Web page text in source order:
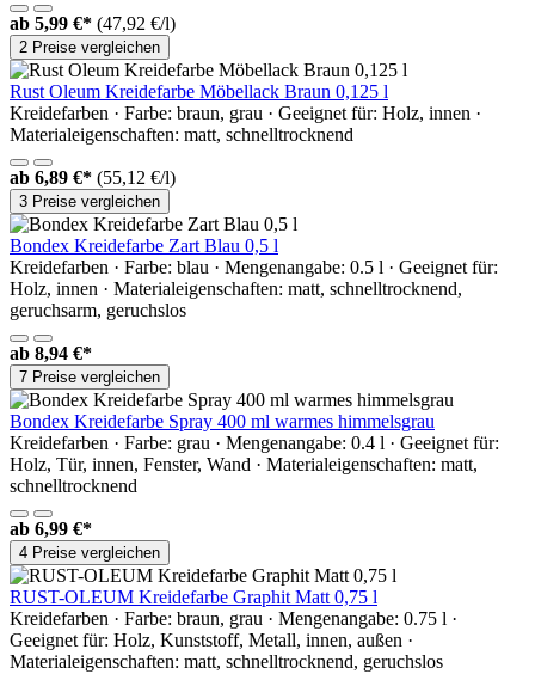
ab 5,99 €* (47,92 €/l)
2 Preise vergleichen
Rust Oleum Kreidefarbe Möbellack Braun 0,125 l
Kreidefarben · Farbe: braun, grau · Geeignet für: Holz, innen ·
Materialeigenschaften: matt, schnelltrocknend
ab 6,89 €* (55,12 €/l)
3 Preise vergleichen
Bondex Kreidefarbe Zart Blau 0,5 l
Kreidefarben · Farbe: blau · Mengenangabe: 0.5 l · Geeignet für:
Holz, innen · Materialeigenschaften: matt, schnelltrocknend,
geruchsarm, geruchslos
ab 8,94 €*
7 Preise vergleichen
Bondex Kreidefarbe Spray 400 ml warmes himmelsgrau
Kreidefarben · Farbe: grau · Mengenangabe: 0.4 l · Geeignet für:
Holz, Tür, innen, Fenster, Wand · Materialeigenschaften: matt,
schnelltrocknend
ab 6,99 €*
4 Preise vergleichen
RUST-OLEUM Kreidefarbe Graphit Matt 0,75 l
Kreidefarben · Farbe: braun, grau · Mengenangabe: 0.75 l ·
Geeignet für: Holz, Kunststoff, Metall, innen, außen ·
Materialeigenschaften: matt, schnelltrocknend, geruchslos